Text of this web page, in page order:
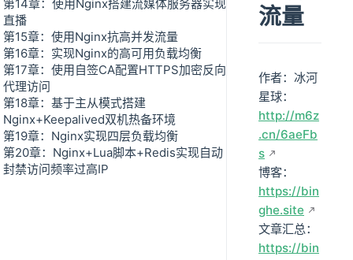
第14章：使用Nginx搭建流媒体服务器实现
直播
第15章：使用Nginx抗高并发流量
第16章：实现Nginx的高可用负载均衡
第17章：使用自签CA配置HTTPS加密反向
代理访问
第18章：基于主从模式搭建
Nginx+Keepalived双机热备环境
第19章：Nginx实现四层负载均衡
第20章：Nginx+Lua脚本+Redis实现自动
封禁访问频率过高IP
流量
作者：冰河
星球：
http://m6z
.cn/6aeFb
s
博客：
https://bin
ghe.site
文章汇总：
https://bin